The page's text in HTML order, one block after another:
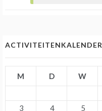
ACTIVITEITENKALENDER
M D W
3
4 5